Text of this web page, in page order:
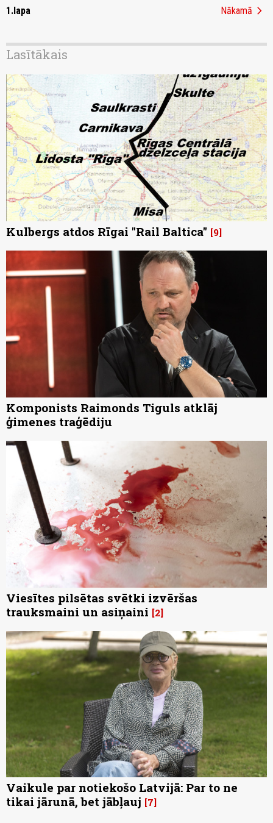
1.lapa Nākamā chevron_right
Lasītākais
Kulbergs atdos Rīgai "Rail Baltica" 9
Komponists Raimonds Tiguls atklāj
ģimenes traģēdiju
Viesītes pilsētas svētki izvēršas
trauksmaini un asiņaini 2
Vaikule par notiekošo Latvijā: Par to ne
tikai jārunā, bet jābļauj 7